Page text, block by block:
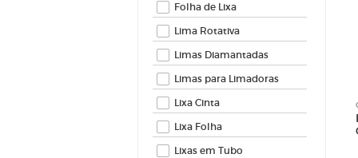
Folha de Lixa
Lima Rotativa
Limas Diamantadas
Limas para Limadoras
Lixa Cinta
Lixa Folha
Lixas em Tubo